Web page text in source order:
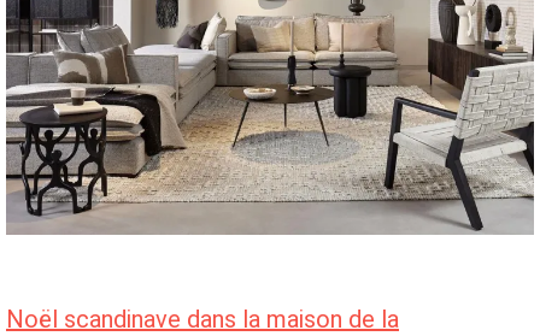
Noël scandinave dans la maison de la